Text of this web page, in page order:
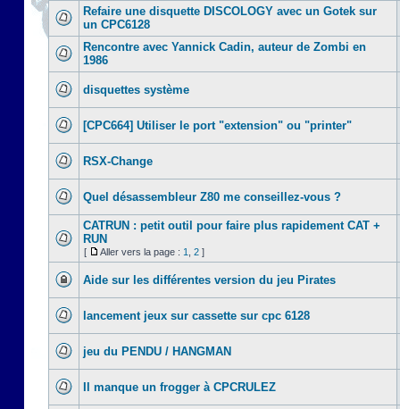
Refaire une disquette DISCOLOGY avec un Gotek sur
un CPC6128
Rencontre avec Yannick Cadin, auteur de Zombi en
1986
disquettes système
[CPC664] Utiliser le port "extension" ou "printer"
RSX-Change
Quel désassembleur Z80 me conseillez-vous ?
CATRUN : petit outil pour faire plus rapidement CAT +
RUN
[ Aller vers la page : 1 2 ]
Aide sur les différentes version du jeu Pirates
lancement jeux sur cassette sur cpc 6128
jeu du PENDU / HANGMAN
Il manque un frogger à CPCRULEZ